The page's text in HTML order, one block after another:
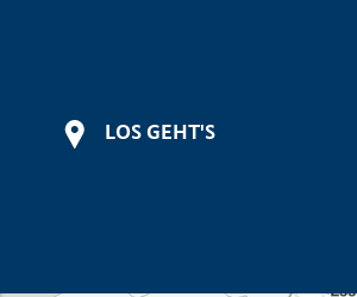
LOS GEHT'S